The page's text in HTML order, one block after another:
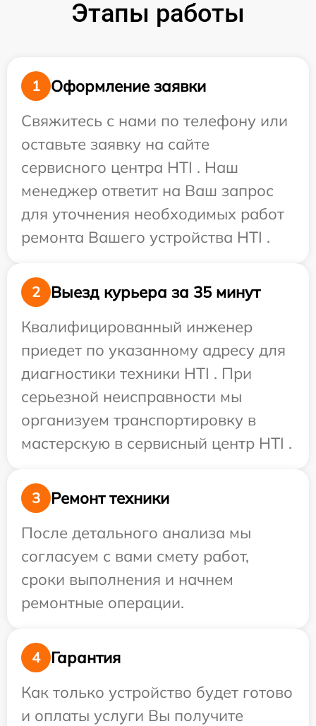
Этапы работы
1
Оформление заявки
Свяжитесь с нами по телефону или
оставьте заявку на сайте
сервисного центра HTI . Наш
менеджер ответит на Ваш запрос
для уточнения необходимых работ
ремонта Вашего устройства HTI .
2
Выезд курьера за 35 минут
Квалифицированный инженер
приедет по указанному адресу для
диагностики техники HTI . При
серьезной неисправности мы
организуем транспортировку в
мастерскую в сервисный центр HTI .
3
Ремонт техники
После детального анализа мы
согласуем с вами смету работ,
сроки выполнения и начнем
ремонтные операции.
4
Гарантия
Как только устройство будет готово
и оплаты услуги Вы получите